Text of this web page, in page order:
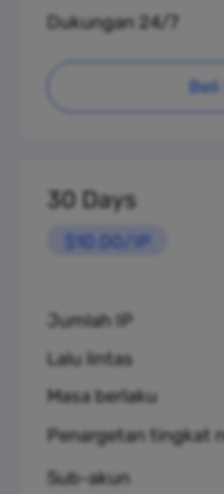
Dukungan 24/7
Beli
30 Days
$10.00/IP
Jumlah IP
Lalu lintas
Masa berlaku
Penargetan tingkat
Sub-akun